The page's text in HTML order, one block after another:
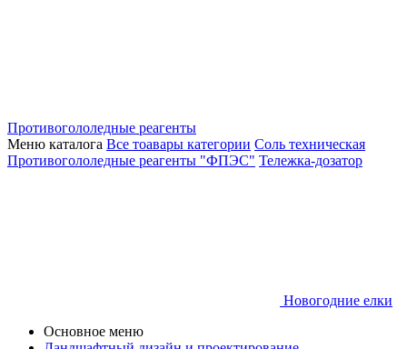
Противогололедные реагенты
Меню каталога Все тоавары категории Соль техническая
Противогололедные реагенты "ФПЭС" Тележка-дозатор
Новогодние елки
Основное меню